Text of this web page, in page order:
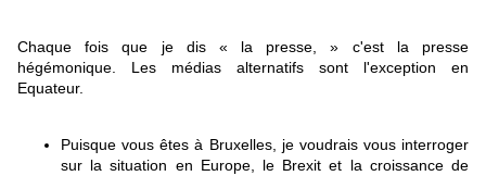
Chaque fois que je dis « la presse, » c'est la presse
hégémonique. Les médias alternatifs sont l'exception en
Equateur.
Puisque vous êtes à Bruxelles, je voudrais vous interroger
sur la situation en Europe, le Brexit et la croissance de